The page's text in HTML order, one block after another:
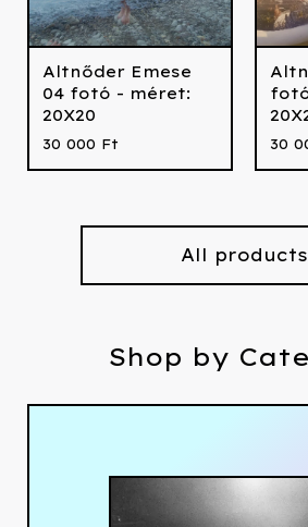
Altnőder Emese
04 fotó - méret:
20X20
30 000 Ft 30
All products
Shop by